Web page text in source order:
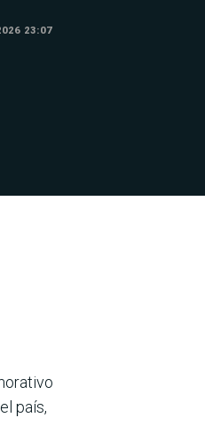
23:07
país,